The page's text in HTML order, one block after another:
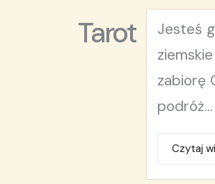
Tarot
Jesteś
zabiorę
podróż...
Czytaj